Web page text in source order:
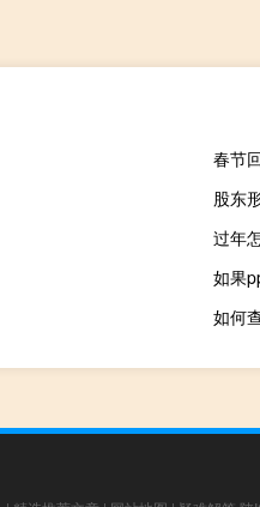
春节
股东
过年
如果
如何